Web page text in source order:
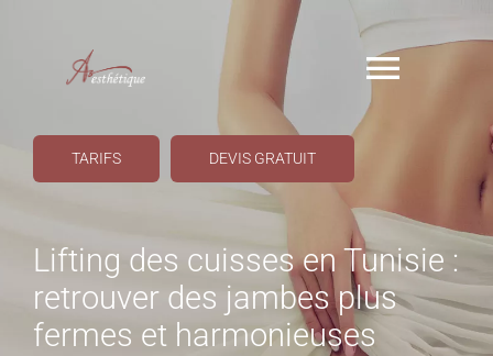
contenu
Accueil
TARIFS DEVIS GRATUIT
Lifting des cuisses en Tunisie :
retrouver des jambes plus
fermes et harmonieuses